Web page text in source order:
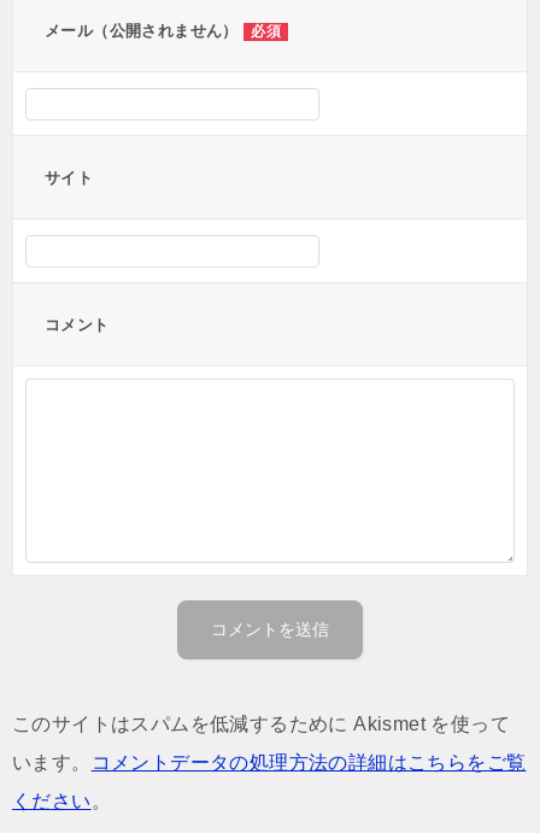
メール（公開されません） 必須
サイト
コメント
このサイトはスパムを低減するために Akismet を使って
います。
コメントデータの処理方法の詳細はこちらをご覧
ください 。